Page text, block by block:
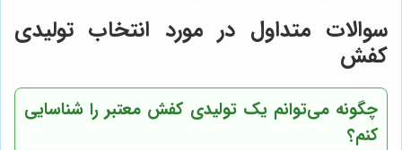
سوالات متداول در مورد انتخاب تولیدی
کفش
چگونه می‌توانم یک تولیدی کفش معتبر را شناسایی
کنم؟